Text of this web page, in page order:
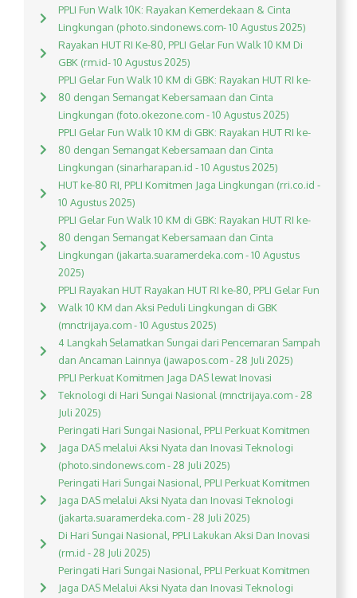
PPLI Fun Walk 10K: Rayakan Kemerdekaan & Cinta
Lingkungan (photo.sindonews.com- 10 Agustus 2025)
Rayakan HUT RI Ke-80, PPLI Gelar Fun Walk 10 KM Di
GBK (rm.id- 10 Agustus 2025)
PPLI Gelar Fun Walk 10 KM di GBK: Rayakan HUT RI ke-
80 dengan Semangat Kebersamaan dan Cinta
Lingkungan (foto.okezone.com - 10 Agustus 2025)
PPLI Gelar Fun Walk 10 KM di GBK: Rayakan HUT RI ke-
80 dengan Semangat Kebersamaan dan Cinta
Lingkungan (sinarharapan.id - 10 Agustus 2025)
HUT ke-80 RI, PPLI Komitmen Jaga Lingkungan (rri.co.id -
10 Agustus 2025)
PPLI Gelar Fun Walk 10 KM di GBK: Rayakan HUT RI ke-
80 dengan Semangat Kebersamaan dan Cinta
Lingkungan (jakarta.suaramerdeka.com - 10 Agustus
2025)
PPLI Rayakan HUT Rayakan HUT RI ke-80, PPLI Gelar Fun
Walk 10 KM dan Aksi Peduli Lingkungan di GBK
(mnctrijaya.com - 10 Agustus 2025)
4 Langkah Selamatkan Sungai dari Pencemaran Sampah
dan Ancaman Lainnya (jawapos.com - 28 Juli 2025)
PPLI Perkuat Komitmen Jaga DAS lewat Inovasi
Teknologi di Hari Sungai Nasional (mnctrijaya.com - 28
Juli 2025)
Peringati Hari Sungai Nasional, PPLI Perkuat Komitmen
Jaga DAS melalui Aksi Nyata dan Inovasi Teknologi
(photo.sindonews.com - 28 Juli 2025)
Peringati Hari Sungai Nasional, PPLI Perkuat Komitmen
Jaga DAS melalui Aksi Nyata dan Inovasi Teknologi
(jakarta.suaramerdeka.com - 28 Juli 2025)
Di Hari Sungai Nasional, PPLI Lakukan Aksi Dan Inovasi
(rm.id - 28 Juli 2025)
Peringati Hari Sungai Nasional, PPLI Perkuat Komitmen
Jaga DAS Melalui Aksi Nyata dan Inovasi Teknologi